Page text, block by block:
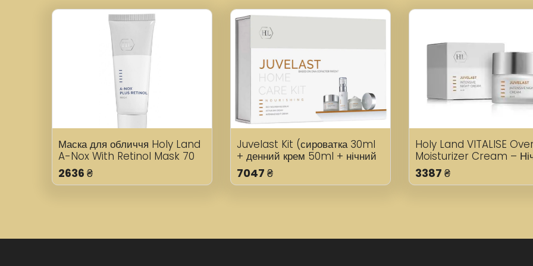
Маска для обличчя Holy Land
A-Nox With Retinol Mask 70
мл
2636 ₴
Juvelast Kit (сироватка 30ml
+ денний крем 50ml + нічний
крем 50ml)
7047 ₴
Holy Land VITALISE
Moisturizer Cream –
зволожуючий крем для
обличчя 50 мл
3387 ₴